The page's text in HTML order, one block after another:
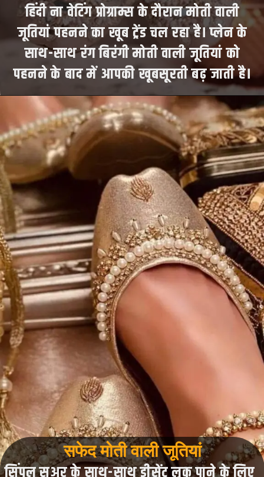
हिंदी ना वेटिंग प्रोग्राम्स के दौरान मोती वाली
जूतियां पहनने का खूब ट्रेंड चल रहा है। प्लेन के
साथ-साथ रंग बिरंगी मोती वाली जूतियां को
पहनने के बाद में आपकी खूबसूरती बढ़ जाती है।
सफेद मोती वाली जूतियां